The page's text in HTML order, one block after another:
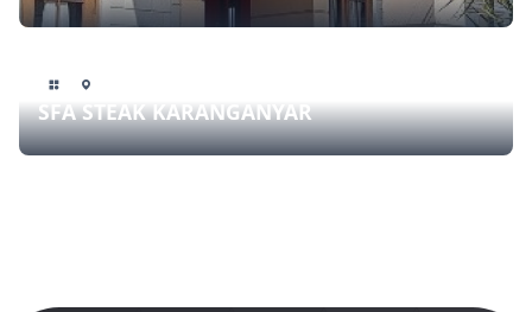
SFA STEAK KARANGANYAR